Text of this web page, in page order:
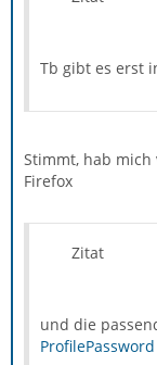
Tb gibt es erst
Stimmt, hab mich
Firefox
Zitat
und die